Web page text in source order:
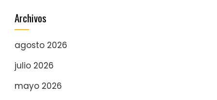
Archivos
agosto 2026
julio 2026
mayo 2026